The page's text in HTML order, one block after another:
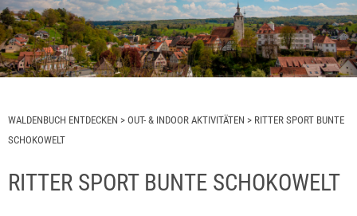
WALDENBUCH ENTDECKEN > OUT- & INDOOR AKTIVITÄTEN > RITTER SPORT BUNTE
SCHOKOWELT
RITTER SPORT BUNTE SCHOKOWELT